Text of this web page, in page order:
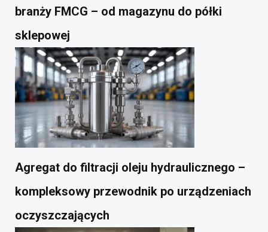
branży FMCG – od magazynu do półki
sklepowej
Agregat do filtracji oleju hydraulicznego –
kompleksowy przewodnik po urządzeniach
oczyszczających